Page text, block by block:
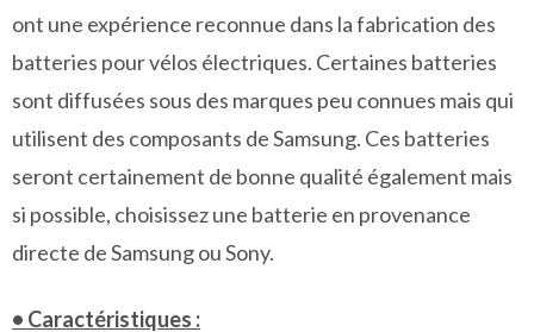
ont une expérience reconnue dans la fabrication des
batteries pour vélos électriques. Certaines batteries
sont diffusées sous des marques peu connues mais qui
utilisent des composants de Samsung. Ces batteries
seront certainement de bonne qualité également mais
si possible, choisissez une batterie en provenance
directe de Samsung ou Sony.
• Caractéristiques :